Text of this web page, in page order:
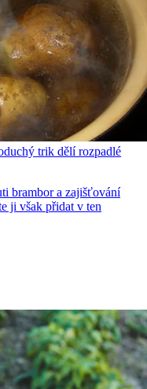
trik dělí rozpadlé
brambor a zajišťování
ji však přidat v ten